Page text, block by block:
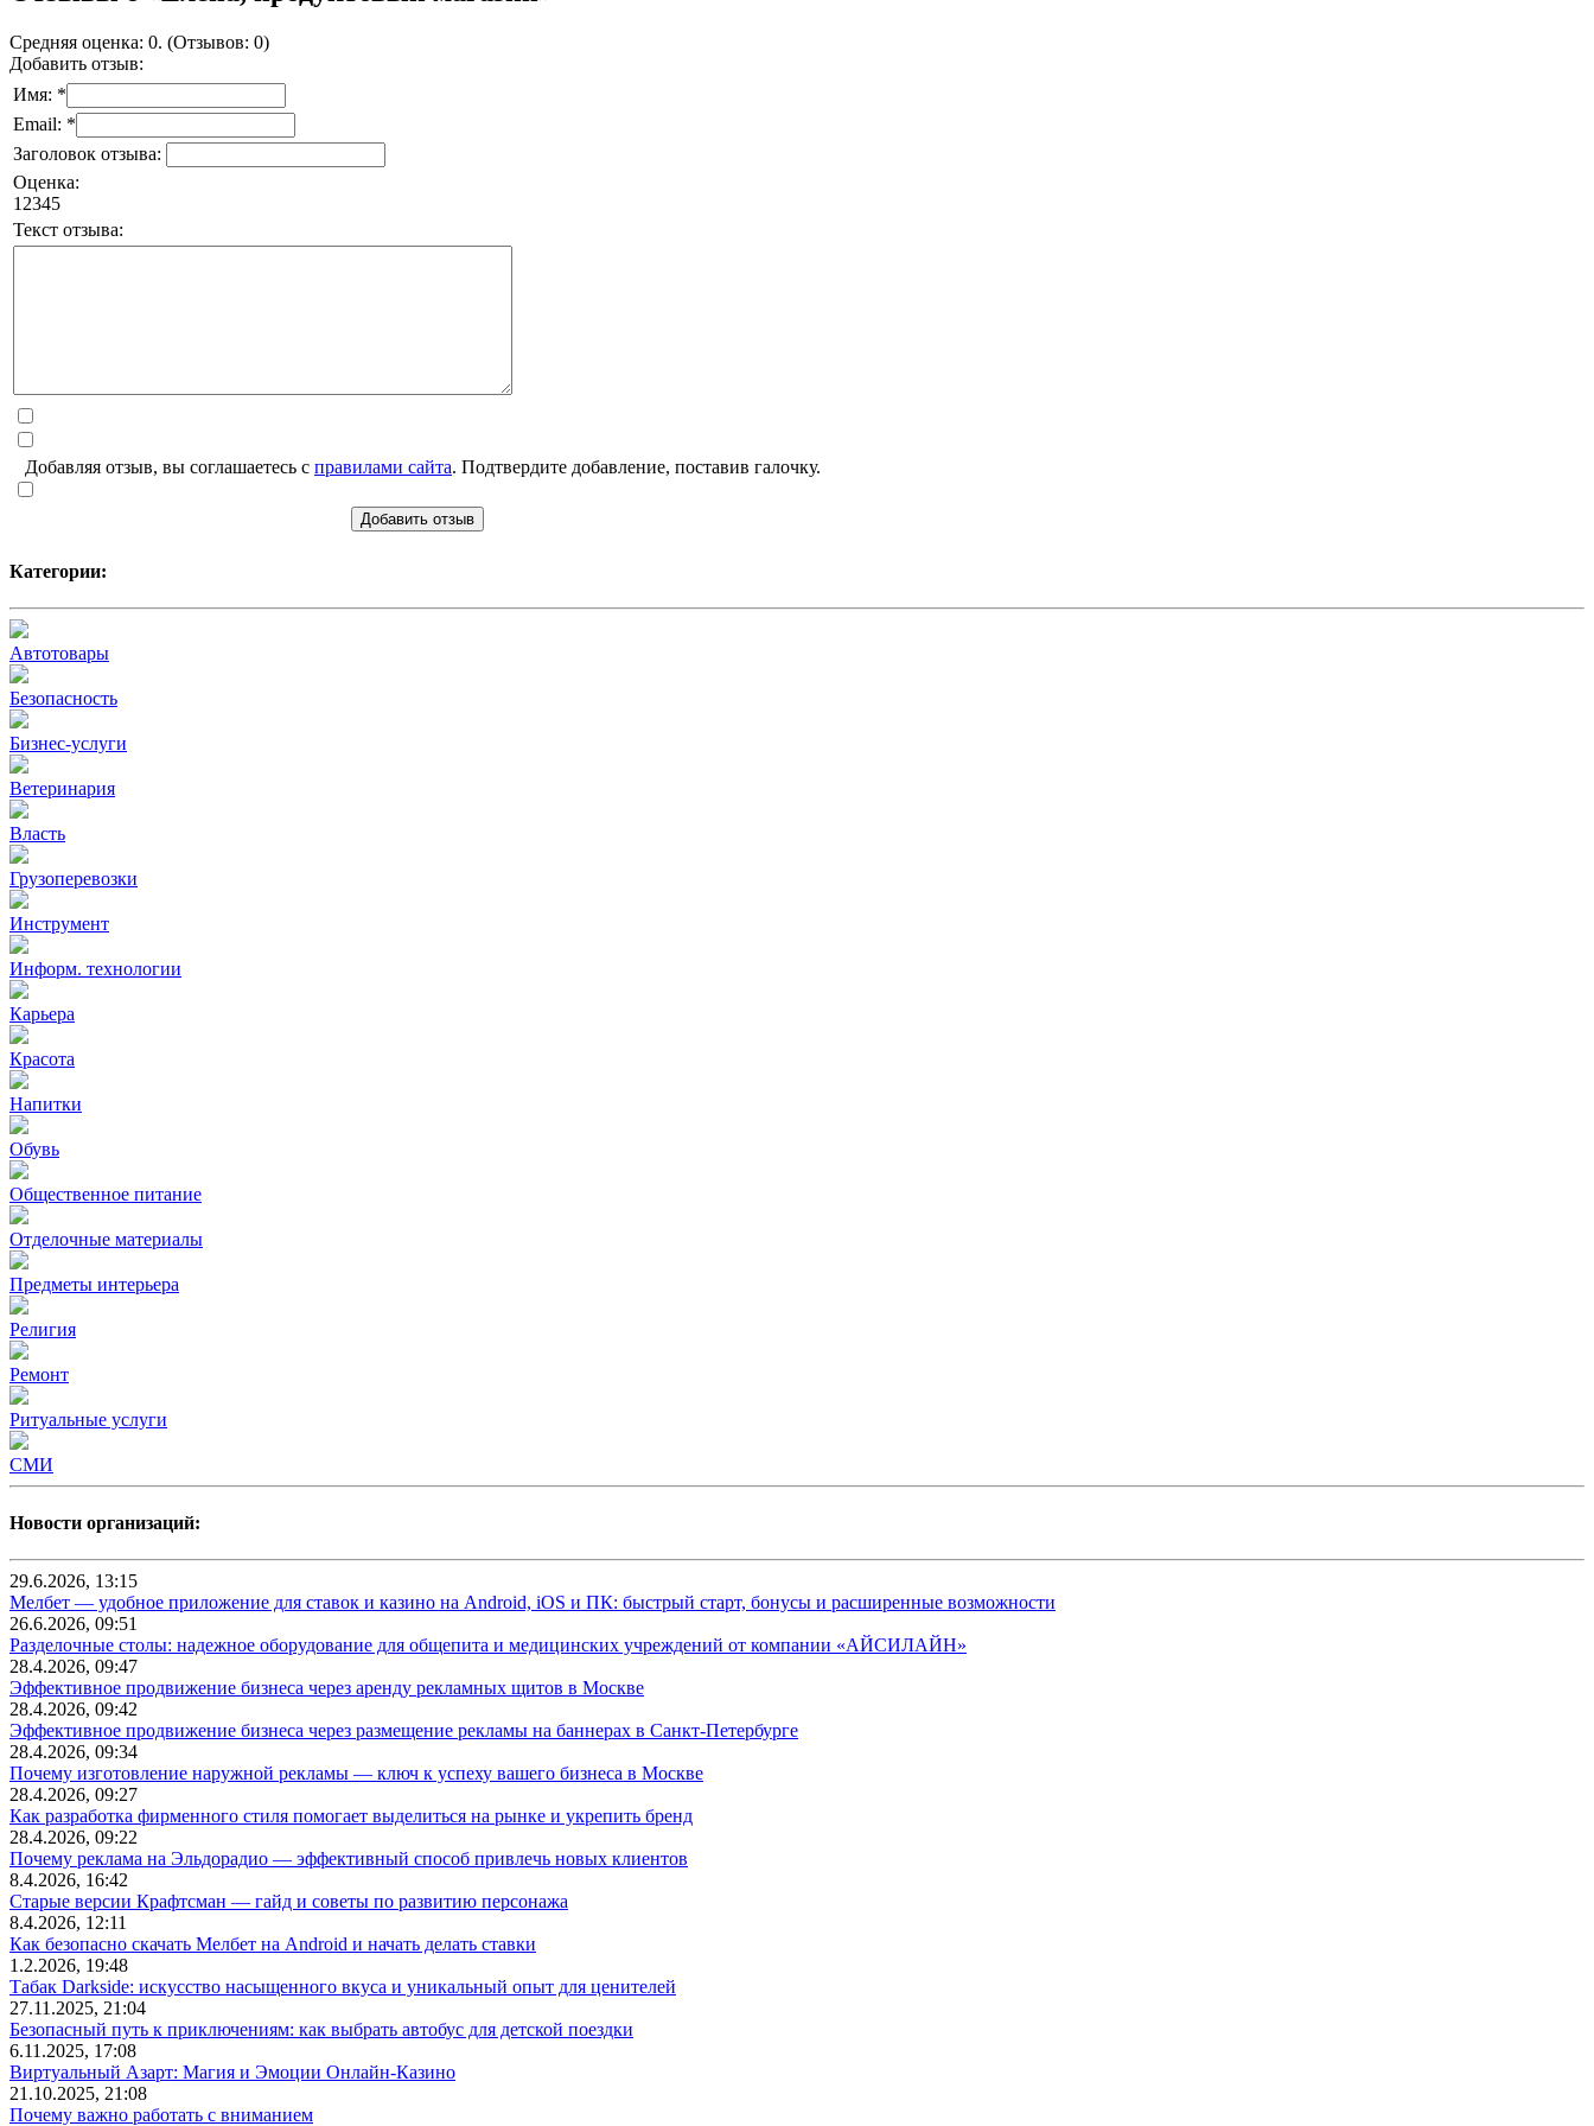
Средняя оценка: 0. (Отзывов: 0)
Добавить отзыв:
Имя: *
Email: *
Заголовок отзыва:
Оценка:
1 2345
Текст отзыва:
Добавляя отзыв, вы соглашаетесь с правилами сайта. Подтвердите добавление, поставив галочку.
Добавить отзыв
Категории:
Автотовары
Безопасность
Бизнес-услуги
Ветеринария
Власть
Грузоперевозки
Инструмент
Информ. технологии
Карьера
Красота
Напитки
Обувь
Общественное питание
Отделочные материалы
Предметы интерьера
Религия
Ремонт
Ритуальные услуги
СМИ
Новости организаций:
29.6.2026, 13:15
Мелбет — удобное приложение для ставок и казино на Android, iOS и ПК: быстрый старт, бонусы и расширенные возможности
26.6.2026, 09:51
Разделочные столы: надежное оборудование для общепита и медицинских учреждений от компании «АЙСИЛАЙН»
28.4.2026, 09:47
Эффективное продвижение бизнеса через аренду рекламных щитов в Москве
28.4.2026, 09:42
Эффективное продвижение бизнеса через размещение рекламы на баннерах в Санкт-Петербурге
28.4.2026, 09:34
Почему изготовление наружной рекламы — ключ к успеху вашего бизнеса в Москве
28.4.2026, 09:27
Как разработка фирменного стиля помогает выделиться на рынке и укрепить бренд
28.4.2026, 09:22
Почему реклама на Эльдорадио — эффективный способ привлечь новых клиентов
8.4.2026, 16:42
Старые версии Крафтсман — гайд и советы по развитию персонажа
8.4.2026, 12:11
Как безопасно скачать Мелбет на Android и начать делать ставки
1.2.2026, 19:48
Табак Darkside: искусство насыщенного вкуса и уникальный опыт для ценителей
27.11.2025, 21:04
Безопасный путь к приключениям: как выбрать автобус для детской поездки
6.11.2025, 17:08
Виртуальный Азарт: Магия и Эмоции Онлайн-Казино
21.10.2025, 21:08
Почему важно работать с вниманием